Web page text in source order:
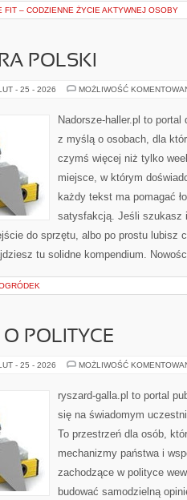
FIT – CODZIENNE ŻYCIE AKTYWNEJ OSOBY
POLSKI
- 25 - 2026 MOŻLIWOŚĆ
Nadorsze-haller.pl to portal
z myślą o osobach, dla
czymś więcej niż tylko
miejsce, w którym
każdy tekst ma pomagać
satysfakcją. Jeśli szukasz
do sprzętu, albo po prostu lubisz
tu solidne kompendium.
POLITYCE
- 25 - 2026 MOŻLIWOŚĆ
ryszard-galla.pl to portal
się na świadomym
To przestrzeń dla osób,
mechanizmy państwa i
zachodzące w polityce
budować samodzielną